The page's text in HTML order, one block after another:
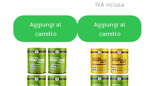
Aggiungi al
carrello
IVA inclusa
Aggiungi al
carrello